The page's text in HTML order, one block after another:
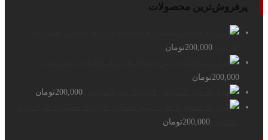
پرفروش‌ترین محصولات
200,000تومان
200,000تومان
200,000تومان
200,000تومان